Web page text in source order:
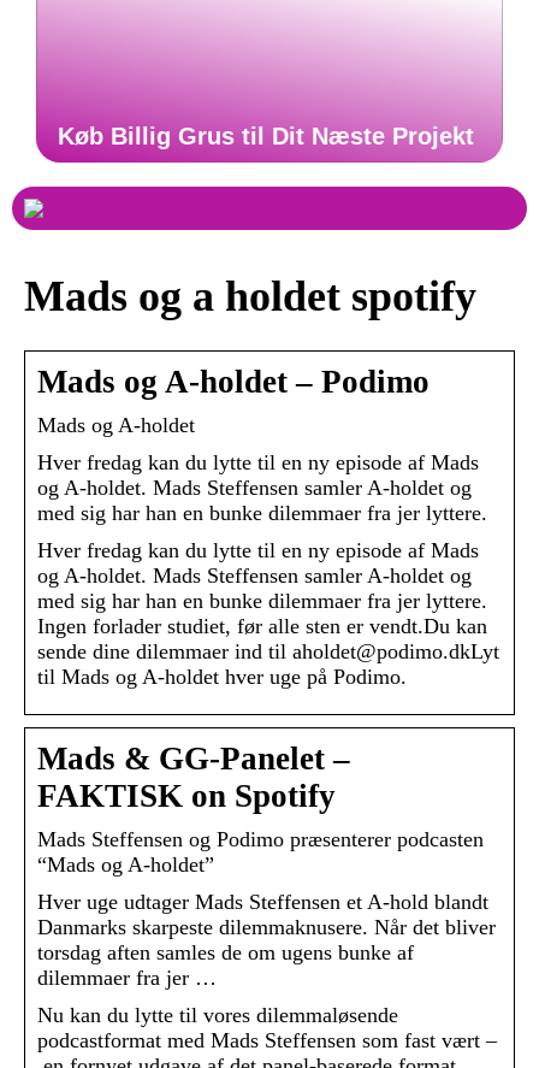
Køb Billig Grus til Dit Næste Projekt
Mads og a holdet spotify
Mads og A-holdet – Podimo
Mads og A-holdet
Hver fredag kan du lytte til en ny episode af Mads
og A-holdet. Mads Steffensen samler A-holdet og
med sig har han en bunke dilemmaer fra jer lyttere.
Hver fredag kan du lytte til en ny episode af Mads
og A-holdet. Mads Steffensen samler A-holdet og
med sig har han en bunke dilemmaer fra jer lyttere.
Ingen forlader studiet, før alle sten er vendt.Du kan
sende dine dilemmaer ind til aholdet@podimo.dkLyt
til Mads og A-holdet hver uge på Podimo.
Mads & GG-Panelet –
FAKTISK on Spotify
Mads Steffensen og Podimo præsenterer podcasten
“Mads og A-holdet”
Hver uge udtager Mads Steffensen et A-hold blandt
Danmarks skarpeste dilemmaknusere. Når det bliver
torsdag aften samles de om ugens bunke af
dilemmaer fra jer …
Nu kan du lytte til vores dilemmaløsende
podcastformat med Mads Steffensen som fast vært –